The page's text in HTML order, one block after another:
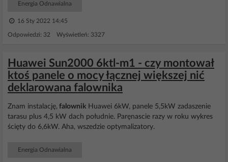
Energia Odnawialna
16 Sty 2022 14:45
Odpowiedzi: 32 Wyświetleń: 3327
Huawei Sun2000 6ktl-m1 - czy montował
ktoś panele o mocy łącznej większej nić
deklarowana falownika
Znam instalację, falownik Huawei 6kW, panele 5,5kW zadaszenie
tarasu plus 4,5 kW dach południe. Paręnascie razy w roku wykres
ścięty do 6,6kW. Aha, wszedzie optymalizatory.
Energia Odnawialna